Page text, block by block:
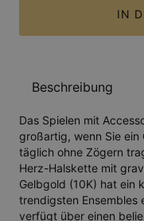
IN
Beschreibung
Das Spielen mit
großartig, wenn Sie ein
täglich ohne Zögern
Herz-Halskette mit
Gelbgold (10K) hat ein
trendigsten Ensembles
verfügt über einen